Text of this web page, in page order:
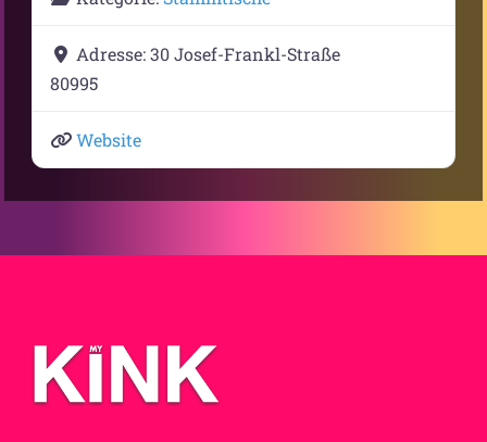
Adresse:30 Josef-Frankl-Straße
80995
Website